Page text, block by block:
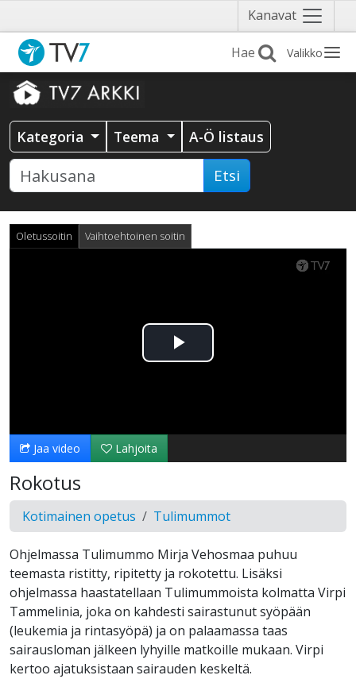
Kanavat Näytä
valikko
Valikko
Kategoria Teema A-Ö listaus
Etsi
Oletussoitin Vaihtoehtoinen soitin
Toista
Jaa video Lahjoita
Rokotus
Kotimainen opetus Tulimummot
Ohjelmassa Tulimummo Mirja Vehosmaa puhuu
teemasta ristitty, ripitetty ja rokotettu. Lisäksi
ohjelmassa haastatellaan Tulimummoista kolmatta Virpi
Tammelinia, joka on kahdesti sairastunut syöpään
(leukemia ja rintasyöpä) ja on palaamassa taas
sairausloman jälkeen lyhyille matkoille mukaan. Virpi
kertoo ajatuksistaan sairauden keskeltä.